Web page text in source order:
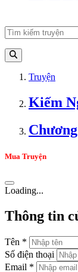
Truyện
Kiếm
Mua Truyện
Loading...
Thông tin
Tên *
Số điện thoại
Email *